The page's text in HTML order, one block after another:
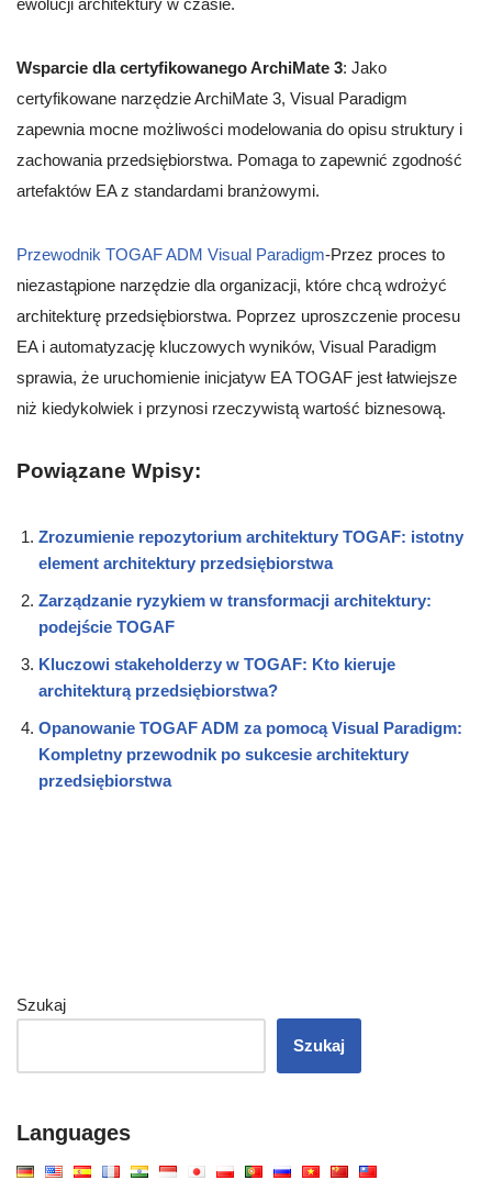
ewolucji architektury w czasie.
Wsparcie dla certyfikowanego ArchiMate 3: Jako
certyfikowane narzędzie ArchiMate 3, Visual Paradigm
zapewnia mocne możliwości modelowania do opisu struktury i
zachowania przedsiębiorstwa. Pomaga to zapewnić zgodność
artefaktów EA z standardami branżowymi.
Przewodnik TOGAF ADM Visual Paradigm-Przez proces to
niezastąpione narzędzie dla organizacji, które chcą wdrożyć
architekturę przedsiębiorstwa. Poprzez uproszczenie procesu
EA i automatyzację kluczowych wyników, Visual Paradigm
sprawia, że uruchomienie inicjatyw EA TOGAF jest łatwiejsze
niż kiedykolwiek i przynosi rzeczywistą wartość biznesową.
Powiązane Wpisy:
Zrozumienie repozytorium architektury TOGAF: istotny
element architektury przedsiębiorstwa
Zarządzanie ryzykiem w transformacji architektury:
podejście TOGAF
Kluczowi stakeholderzy w TOGAF: Kto kieruje
architekturą przedsiębiorstwa?
Opanowanie TOGAF ADM za pomocą Visual Paradigm:
Kompletny przewodnik po sukcesie architektury
przedsiębiorstwa
Szukaj
Szukaj
Languages